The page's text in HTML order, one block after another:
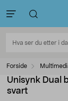
Forside
Unisynk Dual
svart